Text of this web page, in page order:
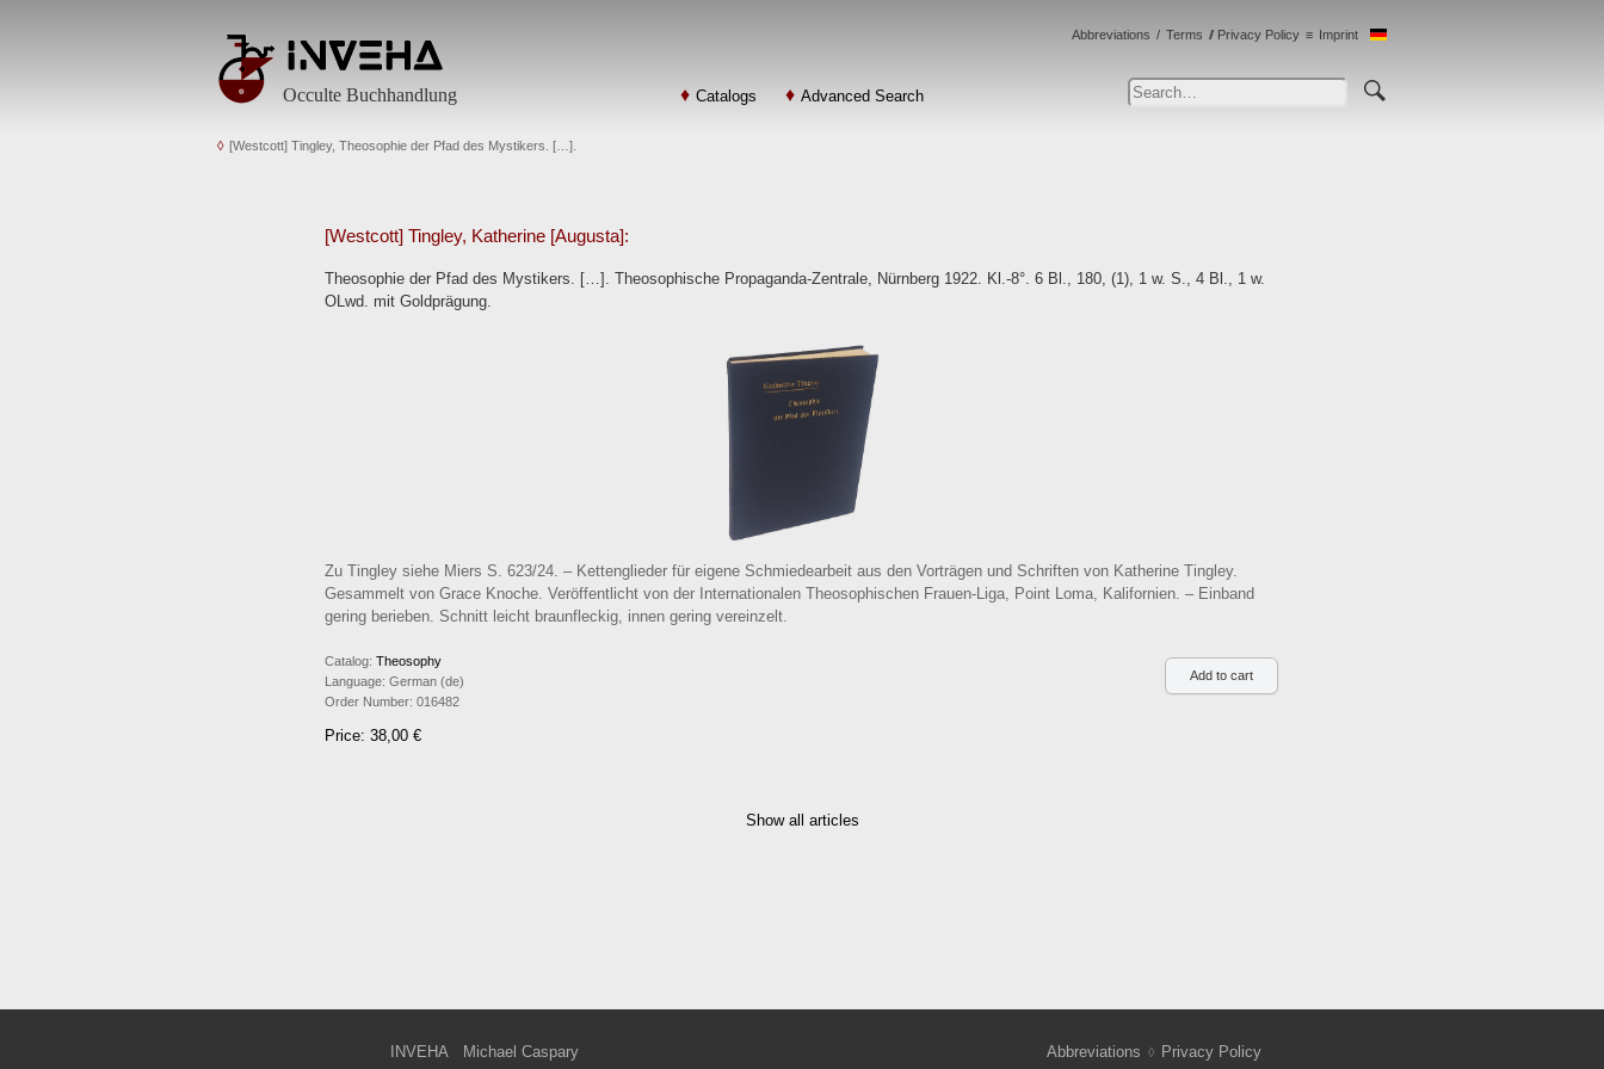
Occulte Buchhandlung Catalogs Advanced Search
Abbreviations Terms Privacy Policy Imprint
[Westcott] Tingley, Theosophie der Pfad des Mystikers. […].
[Westcott] Tingley, Katherine [Augusta]:
Theosophie der Pfad des Mystikers. […]. Theosophische Propaganda-Zentrale, Nürnberg 1922. Kl.-8°. 6 Bl., 180, (1), 1 w. S., 4 Bl., 1 w.
OLwd. mit Goldprägung.
Zu Tingley siehe Miers S. 623/24. – Kettenglieder für eigene Schmiedearbeit aus den Vorträgen und Schriften von Katherine Tingley.
Gesammelt von Grace Knoche. Veröffentlicht von der Internationalen Theosophischen Frauen-Liga, Point Loma, Kalifornien. – Einband
gering berieben. Schnitt leicht braunfleckig, innen gering vereinzelt.
Catalog: Theosophy
Language: German (de)
Order Number: 016482
Price: 38,00 €
Show all articles
INVEHA
Michael Caspary
Abbreviations
Privacy Policy